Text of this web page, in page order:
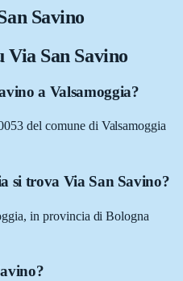
Savino
Via San Savino
a Valsamoggia?
del comune di Valsamoggia
si trova Via San Savino?
in provincia di Bologna